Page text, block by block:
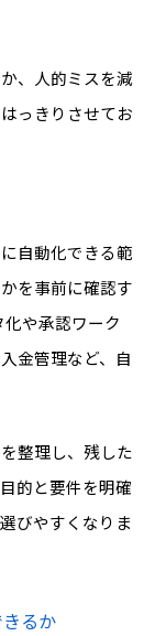
、人的ミスを減
っきりさせてお
自動化できる範
を事前に確認す
や承認ワーク
金管理など、自
整理し、残した
的と要件を明確
びやすくなりま
るか